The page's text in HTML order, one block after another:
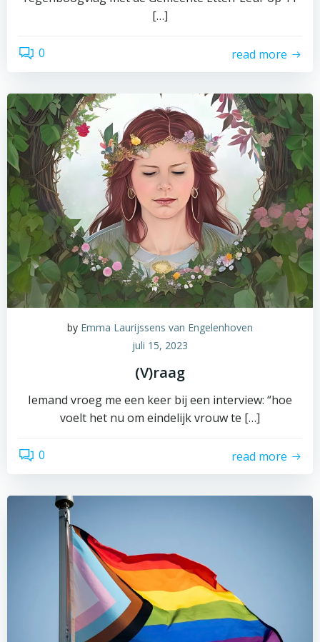
[…]
0 read more
by Emma Laurijssens van Engelenhoven
juli 15, 2023
(V)raag
Iemand vroeg me een keer bij een interview: “hoe
voelt het nu om eindelijk vrouw te […]
0 read more